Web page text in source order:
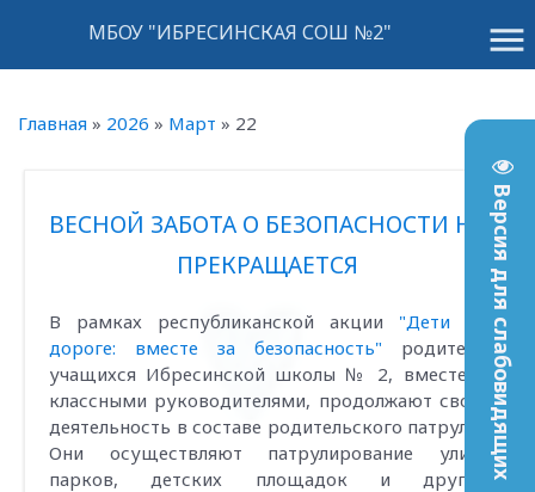
Версия для слабовидящих
menu
МБОУ "ИБРЕСИНСКАЯ СОШ №2"
Главная » 2026 » Март » 22
ВЕСНОЙ ЗАБОТА О БЕЗОПАСНОСТИ НЕ
ПРЕКРАЩАЕТСЯ
В рамках республиканской акции "Дети на
дороге: вместе за безопасность" родители
учащихся Ибресинской школы № 2, вместе с
классными руководителями, продолжают свою
деятельность в составе родительского патруля.
Они осуществляют патрулирование улиц,
парков, детских площадок и других